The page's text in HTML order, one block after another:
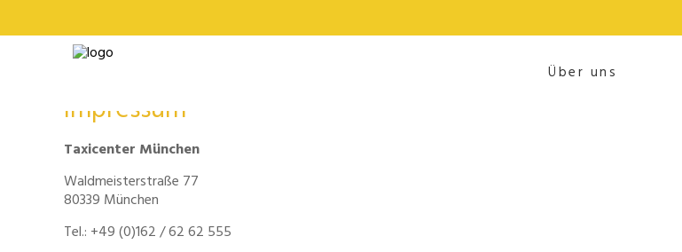
Über uns
: A non-numeric value encountered in
Impressum
Taxicenter München
Waldmeisterstraße 77
80339 München
Tel.: +49 (0)162 / 62 62 555